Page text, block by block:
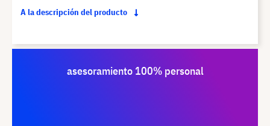
A la descripción del producto
asesoramiento 100% personal